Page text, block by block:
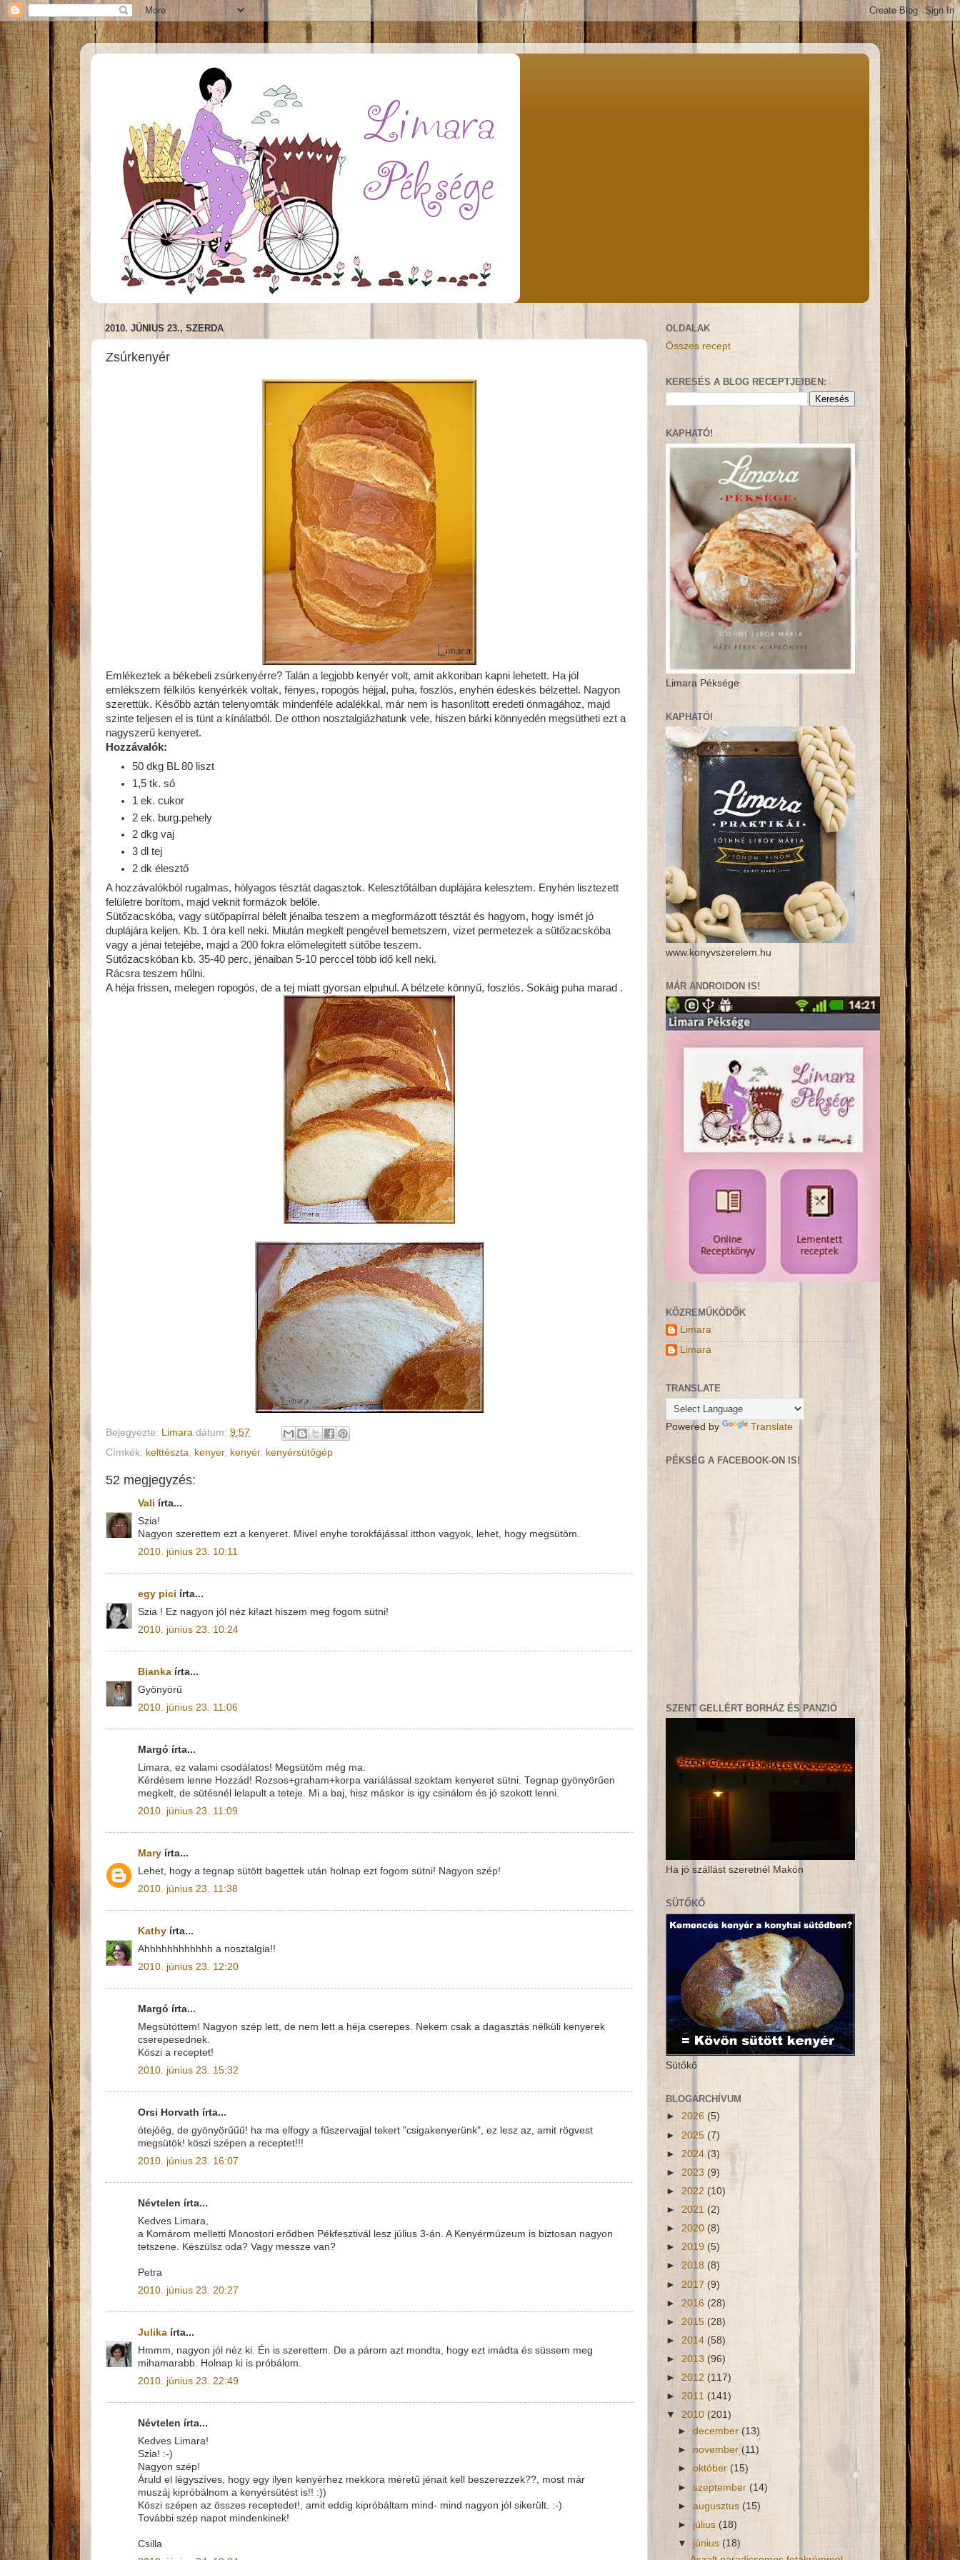
2010. JÚNIUS 23., SZERDA
Zsúrkenyér
Emlékeztek a békebeli zsúrkenyérre? Talán a legjobb kenyér volt, amit akkoriban kapni lehetett. Ha jól
emlékszem félkilós kenyérkék voltak, fényes, ropogós héjjal, puha, foszlós, enyhén édeskés bélzettel. Nagyon
szerettük. Később aztán telenyomták mindenféle adalékkal, már nem is hasonlított eredeti önmagához, majd
szinte teljesen el is tünt a kínálatból. De otthon nosztalgiázhatunk vele, hiszen bárki könnyedén megsütheti ezt a
nagyszerű kenyeret.
Hozzávalók:
50 dkg BL 80 liszt
1,5 tk. só
1 ek. cukor
2 ek. burg.pehely
2 dkg vaj
3 dl tej
2 dk élesztő
A hozzávalókból rugalmas, hólyagos tésztát dagasztok. Kelesztőtálban duplájára kelesztem. Enyhén lisztezett
felületre borítom, majd veknit formázok belőle.
Sütőzacskóba, vagy sütőpapírral bélelt jénaiba teszem a megformázott tésztát és hagyom, hogy ismét jó
duplájára keljen. Kb. 1 óra kell neki. Miután megkelt pengével bemetszem, vizet permetezek a sütőzacskóba
vagy a jénai tetejébe, majd a 200 fokra előmelegített sütőbe teszem.
Sütőzacskóban kb. 35-40 perc, jénaiban 5-10 perccel több idő kell neki.
Rácsra teszem hűlni.
A héja frissen, melegen ropogós, de a tej miatt gyorsan elpuhul. A bélzete könnyű, foszlós. Sokáig puha marad .
Bejegyezte: Limara dátum: 9:57
Címkék: kelttészta kenyer, kenyér, kenyérsütőgép
52 megjegyzés:
Vali írta...
Szia!
Nagyon szerettem ezt a kenyeret. Mivel enyhe torokfájással itthon vagyok, lehet, hogy megsütöm.
2010. június 23. 10:11
egy pici írta...
Szia ! Ez nagyon jól néz ki!azt hiszem meg fogom sütni!
2010. június 23. 10:24
Bianka írta...
Gyönyörű
2010. június 23. 11:06
Margó írta...
Limara, ez valami csodálatos! Megsütöm még ma.
Kérdésem lenne Hozzád! Rozsos+graham+korpa variálással szoktam kenyeret sütni. Tegnap gyönyörűen
megkelt, de sütésnél lelapult a teteje. Mi a baj, hisz máskor is igy csinálom és jó szokott lenni.
2010. június 23. 11:09
Mary írta...
Lehet, hogy a tegnap sütött bagettek után holnap ezt fogom sütni! Nagyon szép!
2010. június 23. 11:38
Kathy írta...
Ahhhhhhhhhhhh a nosztalgia!!
2010. június 23. 12:20
Margó írta...
Megsütöttem! Nagyon szép lett, de nem lett a héja cserepes. Nekem csak a dagasztás nélküli kenyerek
cserepesednek.
Köszi a receptet!
2010. június 23. 15:32
Orsi Horvath írta...
ótejóég, de gyönyörűűű! ha ma elfogy a fűszervajjal tekert "csigakenyerünk", ez lesz az, amit rögvest
megsütök! köszi szépen a receptet!!!
2010. június 23. 16:07
Névtelen írta...
Kedves Limara,
a Komárom melletti Monostori erődben Pékfesztivál lesz július 3-án. A Kenyérmúzeum is biztosan nagyon
tetszene. Készülsz oda? Vagy messze van?
Petra
2010. június 23. 20:27
Julika írta...
Hmmm, nagyon jól néz ki. Én is szerettem. De a párom azt mondta, hogy ezt imádta és süssem meg
mihamarabb. Holnap ki is próbálom.
2010. június 23. 22:49
Névtelen írta...
Kedves Limara!
Szia! :-)
Nagyon szép!
Áruld el légyszíves, hogy egy ilyen kenyérhez mekkora méretű jénait kell beszerezzek??, most már
muszáj kipróbálnom a kenyérsütést is!! :))
Köszi szépen az összes receptedet!, amit eddig kipróbáltam mind- mind nagyon jól sikerült. :-)
További szép napot mindenkinek!
Csilla
OLDALAK
Összes recept
KERESÉS A BLOG RECEPTJEIBEN:
KAPHATÓ!
Limara Péksége
KAPHATÓ!
www.konyvszerelem.hu
MÁR ANDROIDON IS!
KÖZREMŰKÖDŐK
Limara
Limara
TRANSLATE
Powered by Translate
PÉKSÉG A FACEBOOK-ON IS!
SZENT GELLÉRT BORHÁZ ÉS PANZIÓ
Ha jó szállást szeretnél Makón
SÜTŐKŐ
Sütőkő
BLOGARCHÍVUM
► 2026 (5)
► 2025 (7)
► 2024 (3)
► 2023 (9)
► 2022 (10)
► 2021 (2)
► 2020 (8)
► 2019 (5)
► 2018 (8)
► 2017 (9)
► 2016 (28)
► 2015 (28)
► 2014 (58)
► 2013 (96)
► 2012 (117)
► 2011 (141)
▼ 2010 (201)
►december (13)
► november (11)
►október (15)
►szeptember (14)
►augusztus (15)
► július (18)
▼ június (18)